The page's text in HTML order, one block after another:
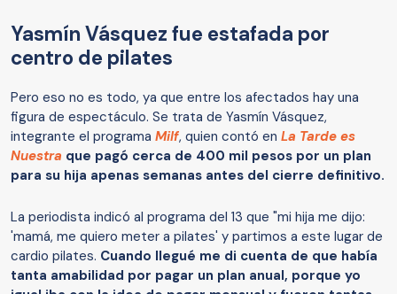
Yasmín Vásquez fue estafada por
centro de pilates
Pero eso no es todo, ya que entre los afectados hay una
figura de espectáculo. Se trata de Yasmín Vásquez,
integrante el programa Milf, quien contó en La Tarde es
Nuestra que pagó cerca de 400 mil pesos por un plan
para su hija apenas semanas antes del cierre definitivo.
La periodista indicó al programa del 13 que "mi hija me dijo:
'mamá, me quiero meter a pilates' y partimos a este lugar de
cardio pilates. Cuando llegué me di cuenta de que había
tanta amabilidad por pagar un plan anual, porque yo